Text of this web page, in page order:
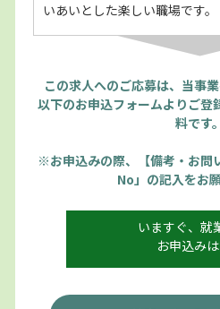
いあいとした楽しい職場です。
この求人へのご応募は、当事
以下のお申込フォームよりご登
料です。
※お申込みの際、【備考・お問
No」の記入をお
いますぐ、就
お申込み